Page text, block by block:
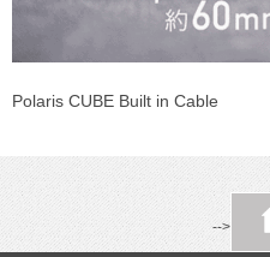
Polaris CUBE Built in Cable
-->